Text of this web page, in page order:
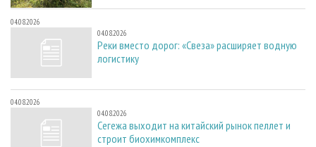
04.08.2026
04.08.2026
Реки вместо дорог: «Свеза» расширяет водную
логистику
04.08.2026
04.08.2026
Сегежа выходит на китайский рынок пеллет и
строит биохимкомплекс